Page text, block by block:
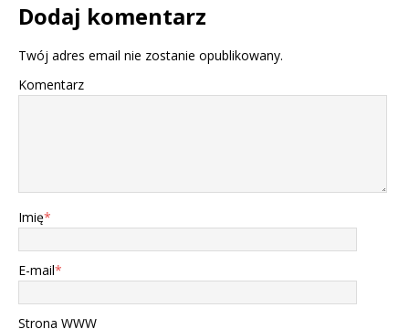
Dodaj komentarz
Twój adres email nie zostanie opublikowany.
Komentarz
Imię*
E-mail*
Strona WWW